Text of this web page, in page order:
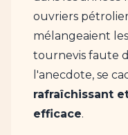
ouvriers
mélangeaient
tournevis faute
l'anecdote, se
rafraîchissant
efficace.